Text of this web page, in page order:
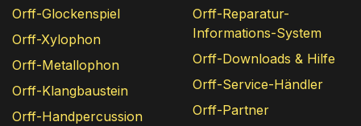
Orff-Glockenspiel
Orff-Xylophon
Orff-Metallophon
Orff-Klangbaustein
Orff-Handpercussion
Orff-Reparatur-
Informations-System
Orff-Downloads & Hilfe
Orff-Service-Händler
Orff-Partner